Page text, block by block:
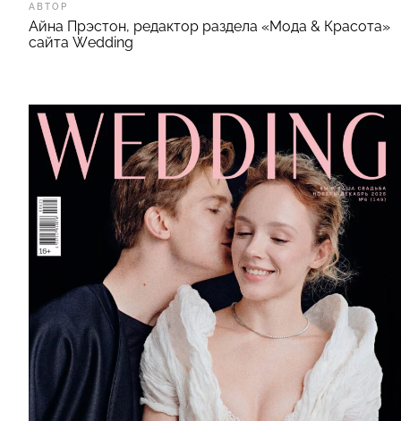
АВТОР
Айна Прэстон, редактор раздела «Мода & Красота»
сайта Wedding